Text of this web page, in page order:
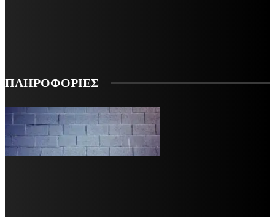
ΠΛΗΡΟΦΟΡΙΕΣ
VARiEMAi
OFFICIAL